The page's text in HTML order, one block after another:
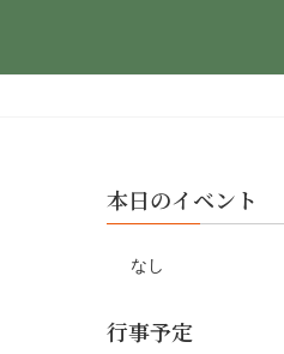
本日のイベント
なし
行事予定